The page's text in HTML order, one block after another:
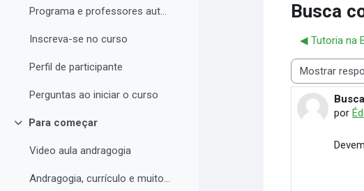
Programa e professores autores
Inscreva-se no curso
Perfil de participante
Perguntas ao iniciar o curso
Contrair
Para começar
Video aula andragogia
Andragogia, currículo e muito mais
Busca
◀︎ Tutoria na
Modo de
por